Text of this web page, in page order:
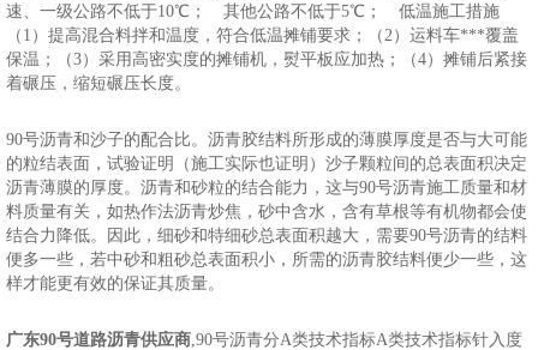
速、一级公路不低于10℃； 其他公路不低于5℃； 低温施工措施
（1）提高混合料拌和温度，符合低温摊铺要求；（2）运料车***覆盖
保温；（3）采用高密实度的摊铺机，熨平板应加热；（4）摊铺后紧接
着碾压，缩短碾压长度。
90号沥青和沙子的配合比。沥青胶结料所形成的薄膜厚度是否与大可能
的粒结表面，试验证明（施工实际也证明）沙子颗粒间的总表面积决定
沥青薄膜的厚度。沥青和砂粒的结合能力，这与90号沥青施工质量和材
料质量有关，如热作法沥青炒焦，砂中含水，含有草根等有机物都会使
结合力降低。因此，细砂和特细砂总表面积越大，需要90号沥青的结料
便多一些，若中砂和粗砂总表面积小，所需的沥青胶结料便少一些，这
样才能更有效的保证其质量。
广东90号道路沥青供应商,90号沥青分A类技术指标A类技术指标针入度